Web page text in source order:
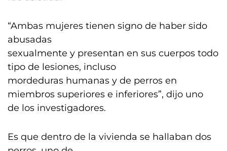
“Ambas mujeres tienen signo de haber sido
abusadas
sexualmente y presentan en sus cuerpos todo
tipo de lesiones, incluso
mordeduras humanas y de perros en
miembros superiores e inferiores”, dijo uno
de los investigadores.
Es que dentro de la vivienda se hallaban dos